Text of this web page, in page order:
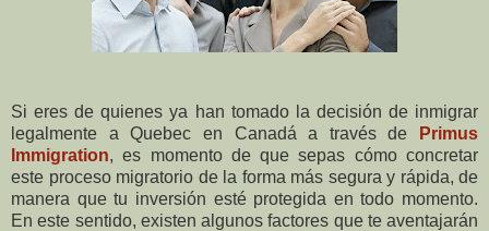
Si eres de quienes ya han tomado la decisión de inmigrar
legalmente a Quebec en Canadá a través de
Primus
Immigration, es momento de que sepas cómo concretar
este proceso migratorio de la forma más segura y rápida, de
manera que tu inversión esté protegida en todo momento.
En este sentido, existen algunos factores que te aventajarán